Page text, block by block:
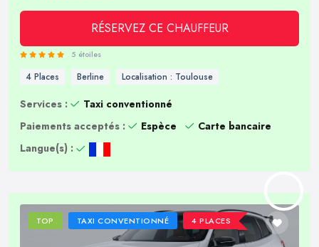
RÉSERVEZ CE CHAUFFEUR
5 étoiles
4 Places Berline Localisation : Toulouse
Services :
Taxi conventionné
Paiements acceptés :
Espèce
Carte bancaire
Langue(s) :
TOP TAXI CONVENTIONNÉ 4 PLACES